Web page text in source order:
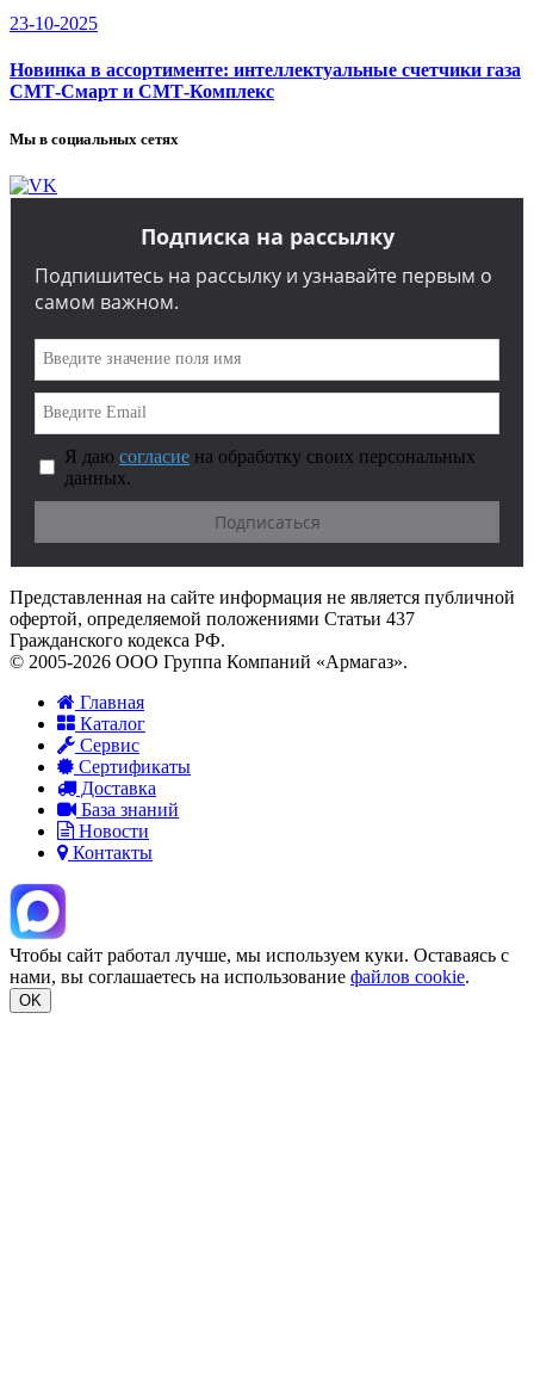
23-10-2025
Новинка в ассортименте: интеллектуальные счетчики газа
СМТ-Смарт и СМТ-Комплекс
Мы в социальных сетях
Подписка на рассылку
Подпишитесь на рассылку и узнавайте первым о
самом важном.
Я даю согласие на обработку своих персональных
данных.
Представленная на сайте информация не является публичной
офертой, определяемой положениями Статьи 437
Гражданского кодекса РФ.
© 2005-2026 ООО Группа Компаний «Армагаз».
Главная
Каталог
Сервис
Сертификаты
Доставка
База знаний
Новости
Контакты
Чтобы сайт работал лучше, мы используем куки. Оставаясь с
нами, вы соглашаетесь на использование файлов cookie.
OK